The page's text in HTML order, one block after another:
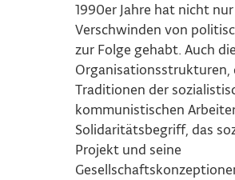
1990er Jahre hat nicht
Verschwinden von
zur Folge gehabt. Auch die
Organisationsstrukturen,
Traditionen der
kommunistischen
Solidaritätsbegriff, das
Projekt und seine